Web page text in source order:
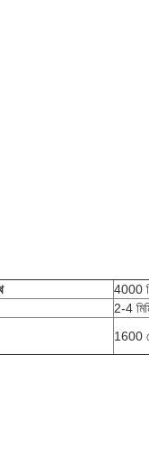
4000
2-4
1600